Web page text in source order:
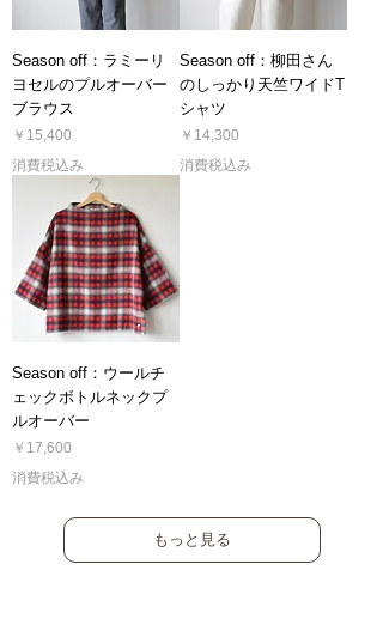
Season off：ラミーリ
ヨセルのプルオーバー
ブラウス
価格
￥15,400
消費税込み
Season off：柳田さん
のしっかり天竺ワイドT
シャツ
価格
￥14,300
消費税込み
Season off：ウールチ
ェックボトルネックプ
ルオーバー
価格
￥17,600
消費税込み
もっと見る